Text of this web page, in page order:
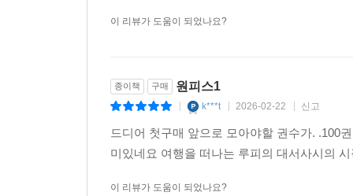
이 리뷰가 도움이 되었나요?
종이책 구매 원피스1
k***t 2026-02-22 신고
드디어 첫구매 앞으로 모아야할 권수가. .100
미있네요 여행을 떠나는 루피의 대서사시의
이 리뷰가 도움이 되었나요?